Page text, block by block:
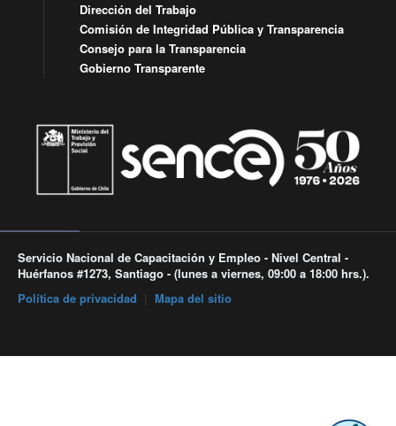
Dirección del Trabajo
Comisión de Integridad Pública y Transparencia
Consejo para la Transparencia
Gobierno Transparente
Servicio Nacional de Capacitación y Empleo - Nivel Central -
Huérfanos #1273, Santiago - (lunes a viernes, 09:00 a 18:00 hrs.).
Política de privacidad
Mapa del sitio